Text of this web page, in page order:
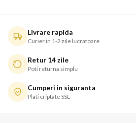
Livrare rapida
Curier in 1-2 zile lucratoare
Retur 14 zile
Poti returna simplu
Cumperi in siguranta
Plati criptate SSL